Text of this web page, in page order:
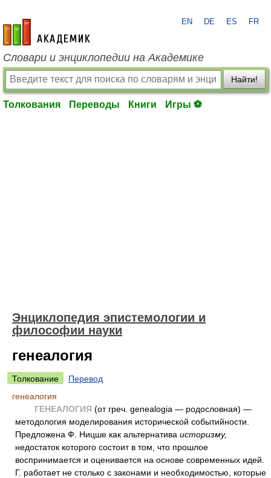
academic.ru
EN DE ES FR
Словари и энциклопедии на Академике
Найти!
Толкования Переводы Книги Игры ⚽
Энциклопедия эпистемологии и
философии науки
генеалогия
Толкование
Перевод
генеалогия
ГЕНЕАЛОГИЯ (от греч. genealogia — родословная) —
методология моделирования исторической событийности.
Предложена Ф. Ницше как альтернатива историзму,
недостаток которого состоит в том, что прошлое
воспринимается и оценивается на основе современных идей.
Г. работает не столько с законами и необходимостью, которые